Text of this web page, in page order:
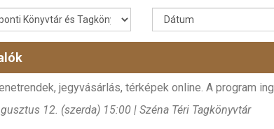
jegyvásárlás, térképek online. A program
12. (szerda) 15:00 | Széna Téri Tagkönyvtár